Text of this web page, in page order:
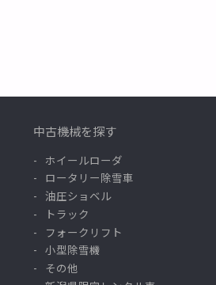
中古機械を探す
ホイールローダ
ロータリー除雪車
油圧ショベル
トラック
フォークリフト
小型除雪機
その他